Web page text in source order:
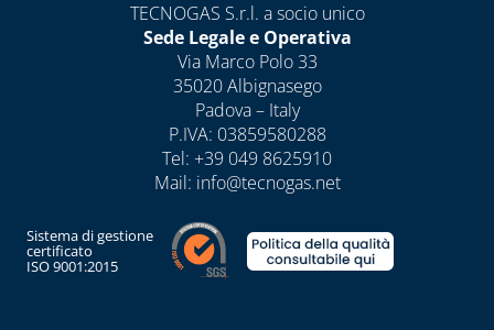
TECNOGAS S.r.l. a socio unico
Sede Legale e Operativa
Via Marco Polo 33
35020 Albignasego
Padova – Italy
P.IVA: 03859580288
Tel: +39 049 8625910
Mail: info@tecnogas.net
Sistema di gestione
certificato
ISO 9001:2015